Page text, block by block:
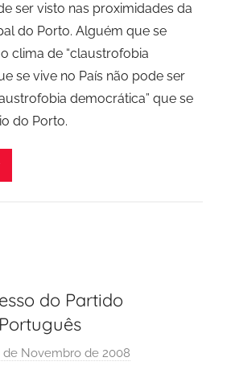
ser visto nas proximidades da
do Porto. Alguém que se
clima de “claustrofobia
se vive no País não pode ser
democrática” que se
do Porto.
do Partido
de Novembro de 2008